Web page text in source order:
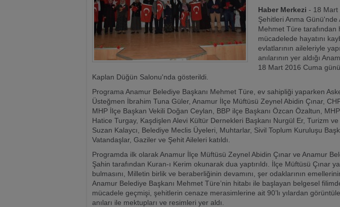
Haber Merkezi - 18 Mart
Şehitleri Anma Günü'nde
Mehmet Türe tarafından
mücadelede hayatını
evlatlarının aileleriyle
anılarının yer aldığı
18 Mart 2016 Cuma
Kaplan Düğün Salonu'nda gösterildi.
Programa Anamur Belediye Başkanı Mehmet Türe, ev sahipliği yaparken
Üsteğmen İbrahim Tuna Güler, Anamur İlçe Müftüsü Zeynel Abidin Çınar,
MHP İlçe Başkan Vekili Doğan Ceylan, BBP ilçe Başkanı Özcan Özaltun, MHP
Hatice Turgay, Kaşdişlen Alevi Kültür Dernekleri Başkanı Nurgül Er, Turizm
Suzan Kalaycı, Belediye Meclis Üyeleri, Muhtarlar, Sivil Toplum Kuruluşu
Vatandaşlar, Gaziler ve Şehit Aileleri katıldı.
Programda ilk olarak Anamur İlçe Müftüsü Zeynel Abidin Çınar ve Anamur
Şahin tarafından Kuran-ı Kerim okunarak dua yaptırıldı. İlçe Müftüsü Çınar
bulmasını, Milletin birlik ve beraberliğinin devamını, şer odaklarının
Anamur Belediye Başkanı Mehmet Türe’nin hitabı ile başlayan belgesel
mücadele geçmişi, şehitlerin cenaze merasimlerine ait 90’lı yılardan
anıları ile mektupları ve resimleri yer aldı.